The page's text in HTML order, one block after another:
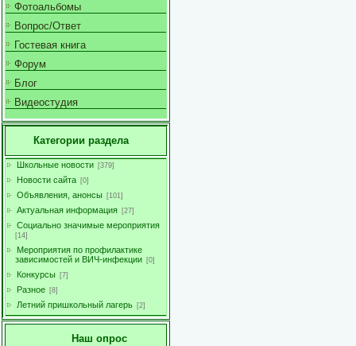
Фотоальбомы
Вопрос/Ответ
Гостевая книга
Форум
Блог
Видеостудия
Категории раздела
Школьные новости [379]
Новости сайта [0]
Объявления, анонсы [101]
Актуальная информация [27]
Социально значимые мероприятия
[14]
Мероприятия по профилактике
зависимостей и ВИЧ-инфекции [0]
Конкурсы [7]
Разное [8]
Летний пришкольный лагерь [2]
Наш опрос